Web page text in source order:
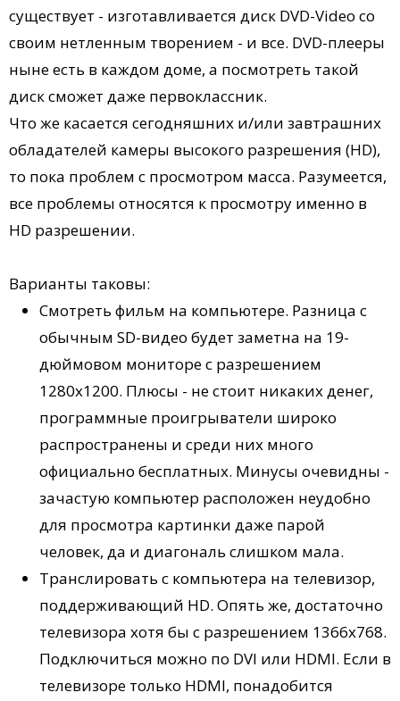
существует - изготавливается диск DVD-Video со
своим нетленным творением - и все. DVD-плееры
ныне есть в каждом доме, а посмотреть такой
диск сможет даже первоклассник.
Что же касается сегодняшних и/или завтрашних
обладателей камеры высокого разрешения (HD),
то пока проблем с просмотром масса. Разумеется,
все проблемы относятся к просмотру именно в
HD разрешении.
Варианты таковы:
Смотреть фильм на компьютере. Разница с
обычным SD-видео будет заметна на 19-
дюймовом мониторе с разрешением
1280х1200. Плюсы - не стоит никаких денег,
программные проигрыватели широко
распространены и среди них много
официально бесплатных. Минусы очевидны -
зачастую компьютер расположен неудобно
для просмотра картинки даже парой
человек, да и диагональ слишком мала.
Транслировать с компьютера на телевизор,
поддерживающий HD. Опять же, достаточно
телевизора хотя бы с разрешением 1366х768.
Подключиться можно по DVI или HDMI. Если в
телевизоре только HDMI, понадобится